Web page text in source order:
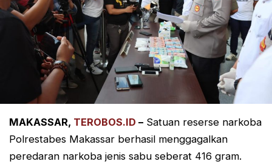
MAKASSAR, TEROBOS.ID – Satuan reserse narkoba
Polrestabes Makassar berhasil menggagalkan
peredaran narkoba jenis sabu seberat 416 gram.